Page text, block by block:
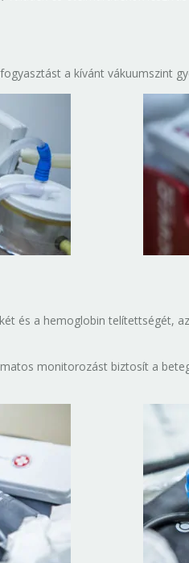
a kívánt vákuumszint
és a hemoglobin telítettségét,
monitorozást biztosít a